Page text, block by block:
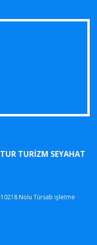
TURIZM SEYAHAT
Nolu Türsab işletme